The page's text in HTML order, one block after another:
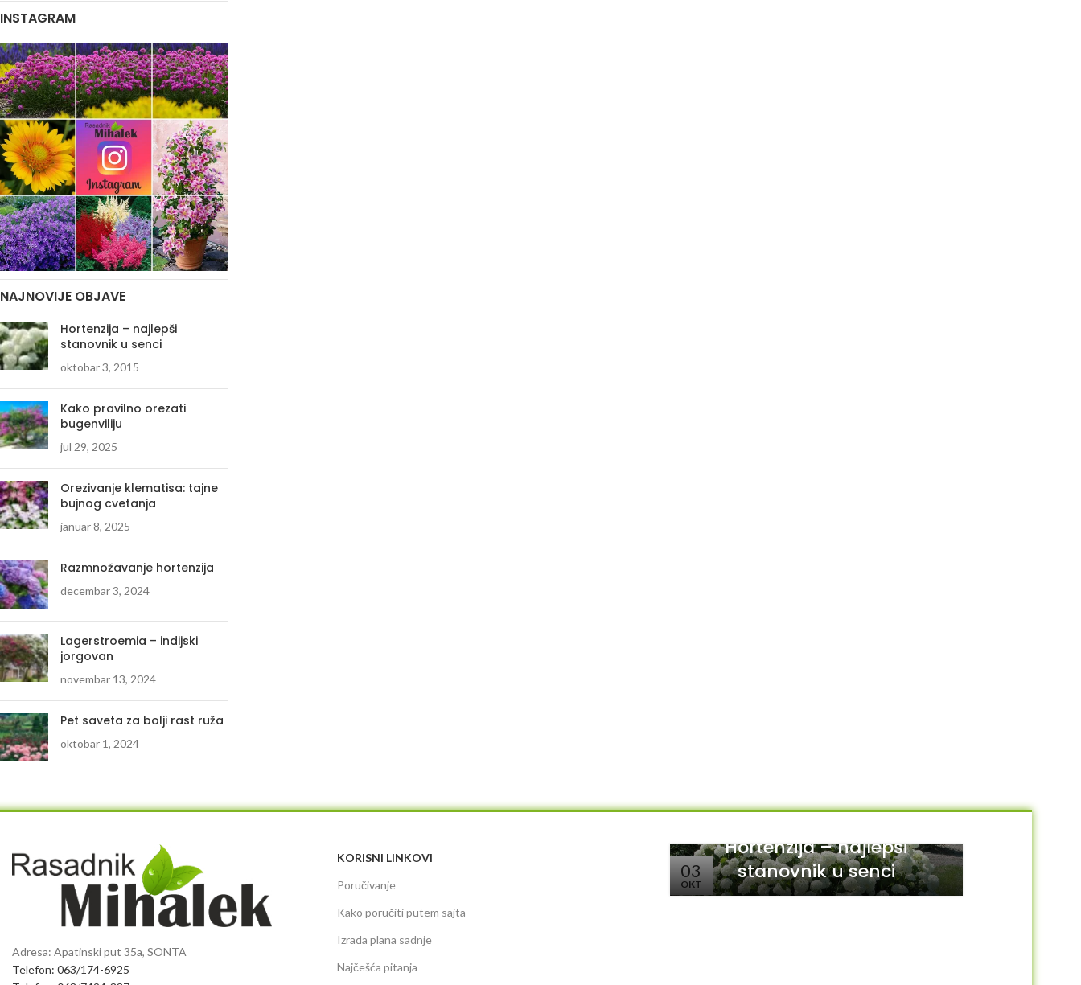
INSTAGRAM
NAJNOVIJE OBJAVE
Hortenzija – najlepši
stanovnik u senci
oktobar 3, 2015
Kako pravilno orezati
bugenviliju
jul 29, 2025
Orezivanje klematisa: tajne
bujnog cvetanja
januar 8, 2025
Razmnožavanje hortenzija
decembar 3, 2024
Lagerstroemia – indijski
jorgovan
novembar 13, 2024
Pet saveta za bolji rast ruža
oktobar 1, 2024
Adresa: Apatinski put 35a, SONTA
Telefon: 063/174-6925
KORISNI LINKOVI
Poručivanje
Kako poručiti putem sajta
Izrada plana sadnje
Najčešća pitanja
03
OKT
Hortenzija – najlepši
stanovnik u senci